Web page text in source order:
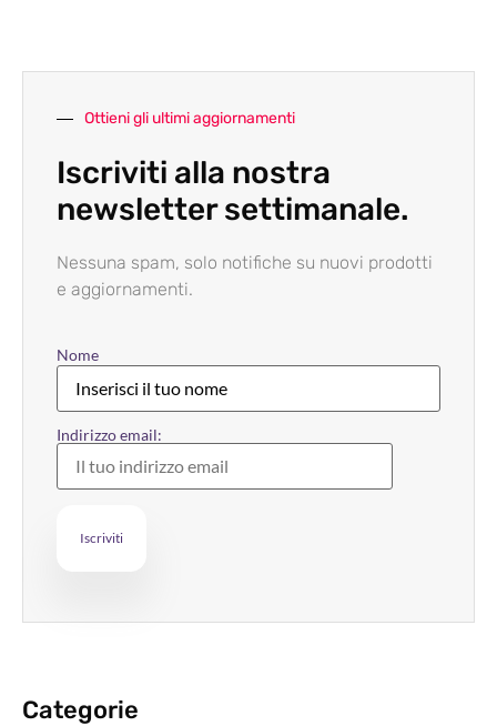
Ottieni gli ultimi aggiornamenti
Iscriviti alla nostra
newsletter settimanale.
Nessuna spam, solo notifiche su nuovi prodotti
e aggiornamenti.
Nome
Indirizzo email:
Categorie